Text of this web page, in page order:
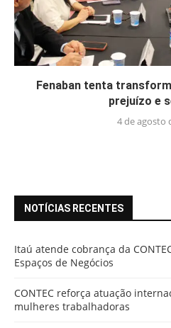
Fenaban tenta
prejuízo e
4 de agosto
NOTÍCIAS RECENTES
Itaú atende cobrança da
Espaços de Negócios
CONTEC reforça atuação
mulheres trabalhadoras